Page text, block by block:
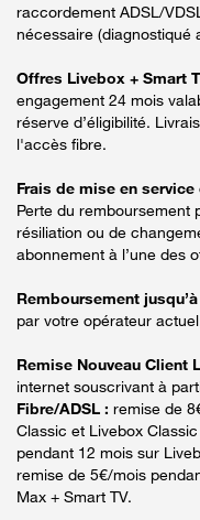
raccordement ADSL/
nécessaire (diagnostiqué
Offres Livebox + Smart
engagement 24 mois
réserve d’éligibilité.
l'accès fibre.
Frais de mise en
Perte du remboursement
résiliation ou de
abonnement à l’une des
Remboursement
par votre opérateur
Remise Nouveau Client
internet souscrivant à
Fibre/ADSL : remise de
Classic et Livebox
pendant 12 mois sur
remise de 5€/mois
Max + Smart TV.